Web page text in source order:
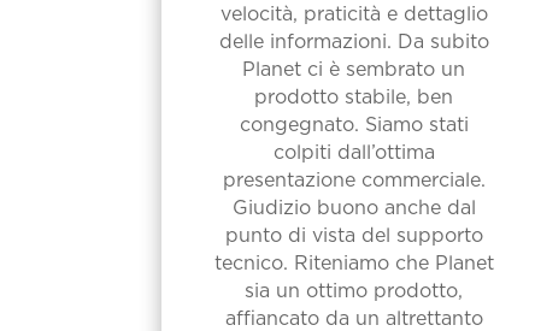
velocità, praticità e dettaglio
delle informazioni. Da subito
Planet ci è sembrato un
prodotto stabile, ben
congegnato. Siamo stati
colpiti dall’ottima
presentazione commerciale.
Giudizio buono anche dal
punto di vista del supporto
tecnico. Riteniamo che Planet
sia un ottimo prodotto,
affiancato da un altrettanto